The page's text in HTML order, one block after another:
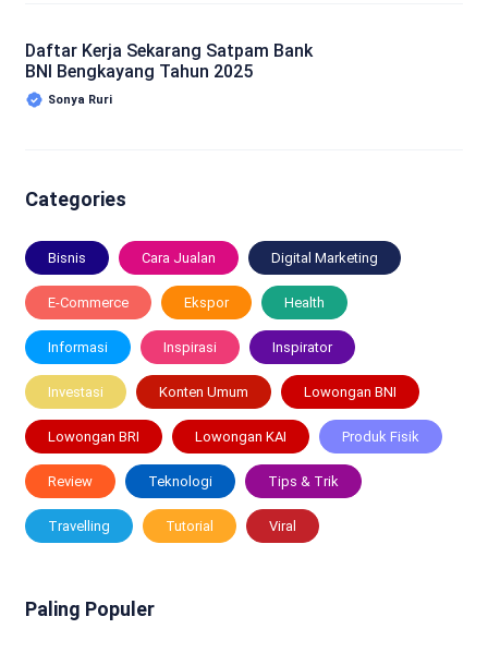
Daftar Kerja Sekarang Satpam Bank
BNI Bengkayang Tahun 2025
Sonya Ruri
Categories
Bisnis Cara Jualan Digital Marketing
E-Commerce Ekspor Health
Informasi Inspirasi Inspirator
Investasi Konten Umum Lowongan BNI
Lowongan BRI Lowongan KAI Produk Fisik
Review Teknologi Tips & Trik
Travelling Tutorial Viral
Paling Populer